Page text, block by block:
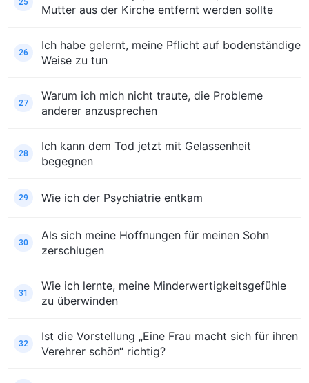
Mutter aus der Kirche entfernt werden sollte
26
Ich habe gelernt, meine Pflicht auf bodenständige
Weise zu tun
27
Warum ich mich nicht traute, die Probleme
anderer anzusprechen
28
Ich kann dem Tod jetzt mit Gelassenheit
begegnen
29 Wie ich der Psychiatrie entkam
30
Als sich meine Hoffnungen für meinen Sohn
zerschlugen
31
Wie ich lernte, meine Minderwertigkeitsgefühle
zu überwinden
32
Ist die Vorstellung „Eine Frau macht sich für ihren
Verehrer schön“ richtig?